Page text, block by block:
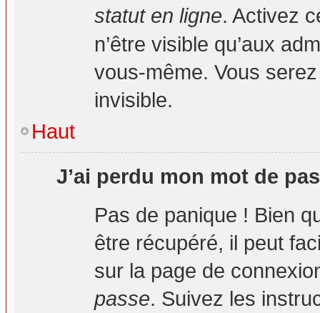
statut en ligne. Activez
n’être visible qu’aux
vous-même. Vous
invisible.
Haut
J’ai perdu mon mot de
Pas de panique ! Bien
être récupéré, il peut
sur la page de
passe. Suivez les